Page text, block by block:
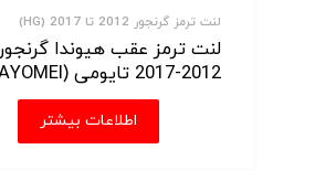
لنت ترمز گرنجور 2012 تا 2017 (HG)
لنت ترمز عقب هیوندا گرنجور
2012-2017 تایومی (TAYOMEI)
اطلاعات بیشتر